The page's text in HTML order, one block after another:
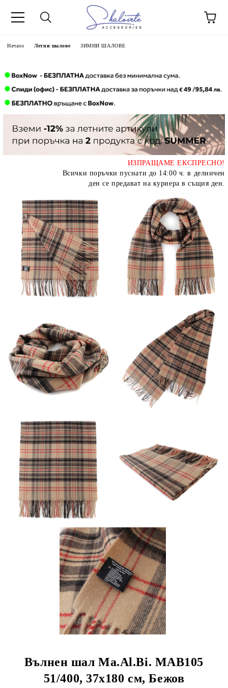
Начало Летни шалове ЗИМНИ ШАЛОВЕ
ИЗПРАЩАМЕ ЕКСПРЕСНО!
Всички поръчки пуснати до 14:00 ч. в делничен
ден се предават на куриера в същия ден.
Вълнен шал Ma.Al.Bi. MAB105
51/400, 37х180 см, Бежов